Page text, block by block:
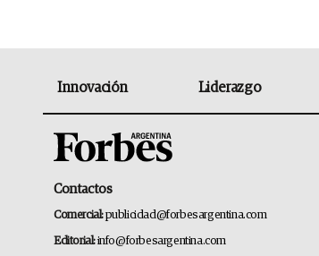
Innovación Liderazgo
Contactos
Comercial:publicidad@forbesargentina.com
Editorial:info@forbesargentina.com